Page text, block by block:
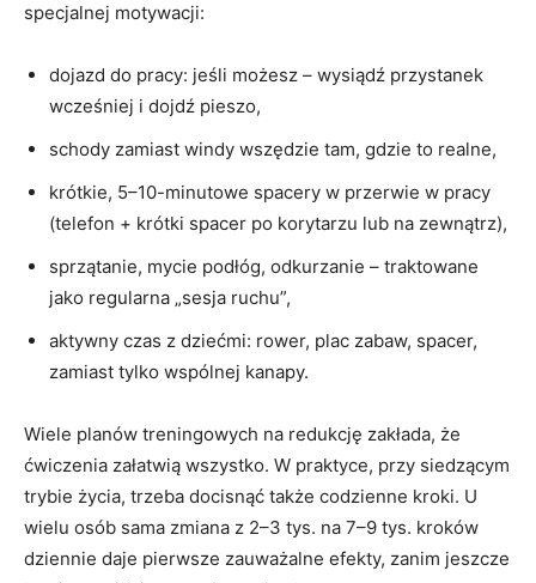
specjalnej motywacji:
dojazd do pracy: jeśli możesz – wysiądź przystanek
wcześniej i dojdź pieszo,
schody zamiast windy wszędzie tam, gdzie to realne,
krótkie, 5–10-minutowe spacery w przerwie w pracy
(telefon + krótki spacer po korytarzu lub na zewnątrz),
sprzątanie, mycie podłóg, odkurzanie – traktowane
jako regularna „sesja ruchu”,
aktywny czas z dziećmi: rower, plac zabaw, spacer,
zamiast tylko wspólnej kanapy.
Wiele planów treningowych na redukcję zakłada, że
ćwiczenia załatwią wszystko. W praktyce, przy siedzącym
trybie życia, trzeba docisnąć także codzienne kroki. U
wielu osób sama zmiana z 2–3 tys. na 7–9 tys. kroków
dziennie daje pierwsze zauważalne efekty, zanim jeszcze